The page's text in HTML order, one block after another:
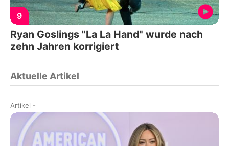
9
Ryan Goslings "La La Hand" wurde nach
zehn Jahren korrigiert
Aktuelle Artikel
Artikel -